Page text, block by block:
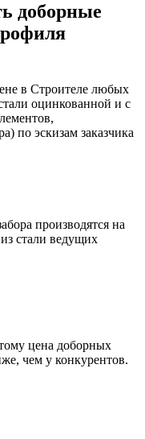
доборные
в Строителе любых
оцинкованной и с
по эскизам заказчика
производятся на
стали ведущих
цена доборных
чем у конкурентов.